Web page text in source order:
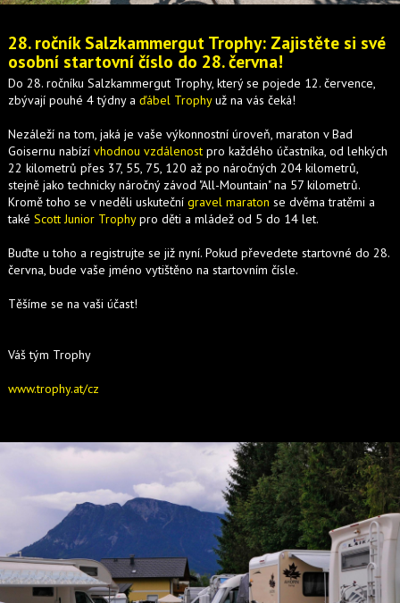
28. ročník Salzkammergut Trophy: Zajistěte si své
osobní startovní číslo do 28. června!
Do 28. ročníku Salzkammergut Trophy, který se pojede 12. července,
zbývají pouhé 4 týdny a ďábel Trophyuž na vás čeká!
Nezáleží na tom, jaká je vaše výkonnostní úroveň, maraton v Bad
Goisernu nabízí vhodnou vzdálenost pro každého účastníka, od lehkých
22 kilometrů přes 37, 55, 75, 120 až po náročných 204 kilometrů,
stejně jako technicky náročný závod "All-Mountain" na 57 kilometrů.
Kromě toho se v neděli uskuteční gravel maraton se dvěma tratěmi a
také Scott Junior Trophypro děti a mládež od 5 do 14 let.
Buďte u toho a registrujte se již nyní. Pokud převedete startovné do 28.
června, bude vaše jméno vytištěno na startovním čísle.
Těšíme se na vaši účast!
Váš tým Trophy
www.trophy.at/cz